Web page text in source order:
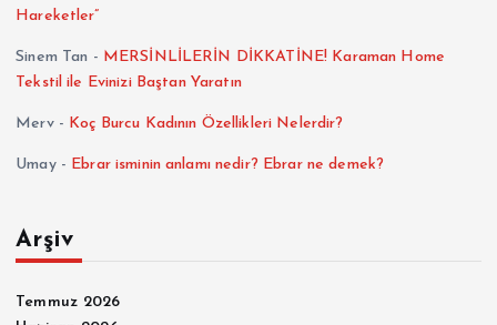
Hareketler”
Sinem Tan - MERSİNLİLERİN DİKKATİNE! Karaman Home
Tekstil ile Evinizi Baştan Yaratın
Merv- Koç Burcu Kadının Özellikleri Nelerdir?
Umay- Ebrar isminin anlamı nedir? Ebrar ne demek?
Arşiv
Temmuz 2026